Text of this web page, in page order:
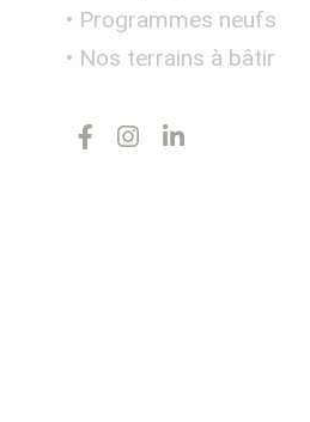
• Programmes neufs
• Nos terrains à bâtir